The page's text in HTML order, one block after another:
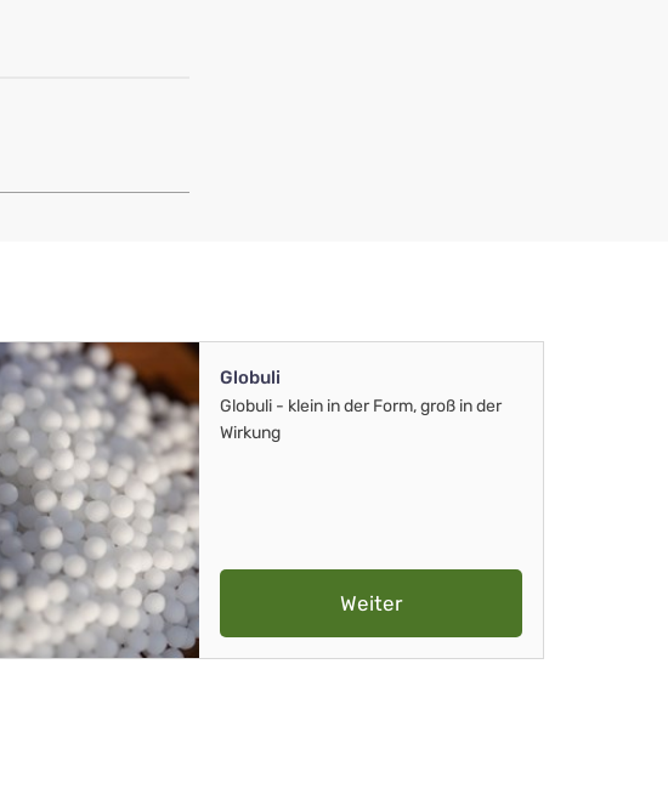
Globuli
Globuli - klein in der Form, groß in der
Wirkung
Weiter